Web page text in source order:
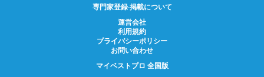
専門家登録·掲載について
運営会社
利用規約
プライバシーポリシー
お問い合わせ
マイベストプロ 全国版